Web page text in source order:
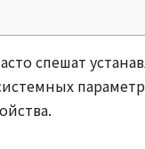
спешат